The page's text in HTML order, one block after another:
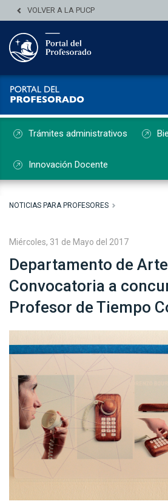
VOLVER A LA PUCP
Trámites administrativos
Innovación Docente
NOTICIAS PARA PROFESORES
Miércoles, 31 de Mayo del 2017
Departamento de
Convocatoria a
Profesor de Tiempo